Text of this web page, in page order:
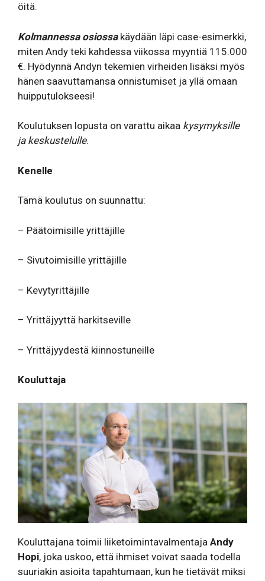
öitä.
Kolmannessa osiossakäydään läpi case-esimerkki,
miten Andy teki kahdessa viikossa myyntiä 115.000
€. Hyödynnä Andyn tekemien virheiden lisäksi myös
hänen saavuttamansa onnistumiset ja yllä omaan
huipputulokseesi!
Koulutuksen lopusta on varattu aikaa kysymyksille
ja keskustelulle.
Kenelle
Tämä koulutus on suunnattu:
– Päätoimisille yrittäjille
– Sivutoimisille yrittäjille
– Kevytyrittäjille
– Yrittäjyyttä harkitseville
– Yrittäjyydestä kiinnostuneille
Kouluttaja
Kouluttajana toimii liiketoimintavalmentaja Andy
Hopi, joka uskoo, että ihmiset voivat saada todella
suuriakin asioita tapahtumaan, kun he tietävät miksi